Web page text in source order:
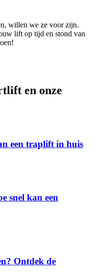
willen we ze voor zijn.
lift op tijd en stond van
en onze
een traplift in huis
snel kan een
Ontdek de